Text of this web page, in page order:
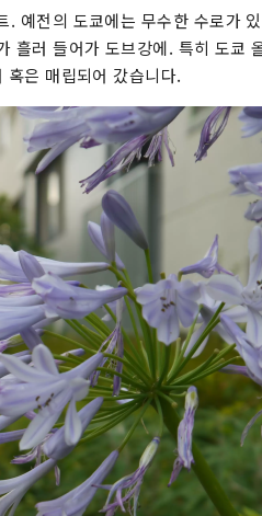
예전의 도쿄에는 무수한 수로가
흘러 들어가 도브강에. 특히 도쿄
은 매립되어 갔습니다.